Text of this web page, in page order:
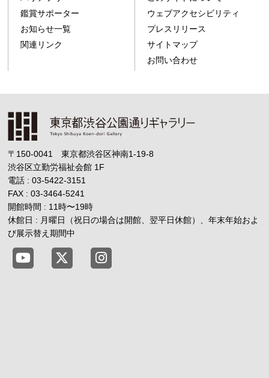
鑑賞サポーター
お知らせ一覧
関連リンク
ウェブアクセシビリティ
プレスリリース
サイトマップ
お問い合わせ
〒150-0041 東京都渋谷区神南1-19-8
渋谷区立勤労福祉会館 1F
電話 : 03-5422-3151
FAX : 03-3464-5241
開館時間 : 11時〜19時
休館日 : 月曜日（祝日の場合は開館、翌平日休館）、年末年始およ
び展示替え期間中
東京都渋谷公園通りギャラリー YouTube
東京都渋谷公園通りギャラリー X